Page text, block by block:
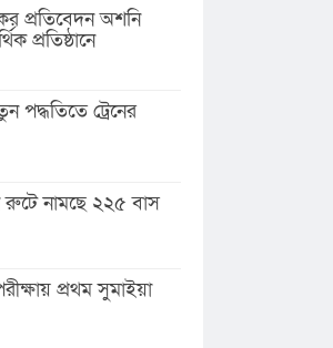
প্রতিবেদন অশনি
প্রতিষ্ঠানে
পদ্ধতিতে ট্রেনের
রুটে নামছে ২২৫ বাস
প্রথম সুমাইয়া